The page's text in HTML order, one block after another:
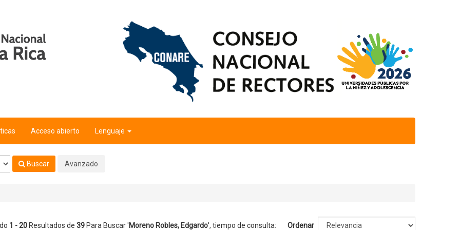
Acceso abierto Lenguaje
Buscar Avanzado
1 - 20Resultados de 39Para Buscar 'Moreno Robles, Edgardo', tiempo de consulta:
Ordenar